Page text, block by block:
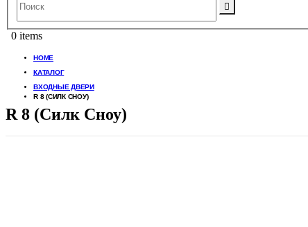
0 items
HOME
КАТАЛОГ
ВХОДНЫЕ ДВЕРИ
R 8 (СИЛК СНОУ)
R 8 (Силк Сноу)